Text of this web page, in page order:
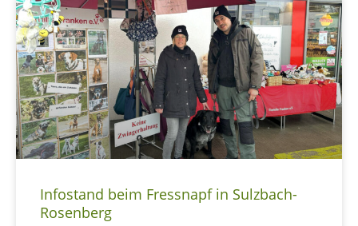
Infostand beim Fressnapf in Sulzbach-
Rosenberg